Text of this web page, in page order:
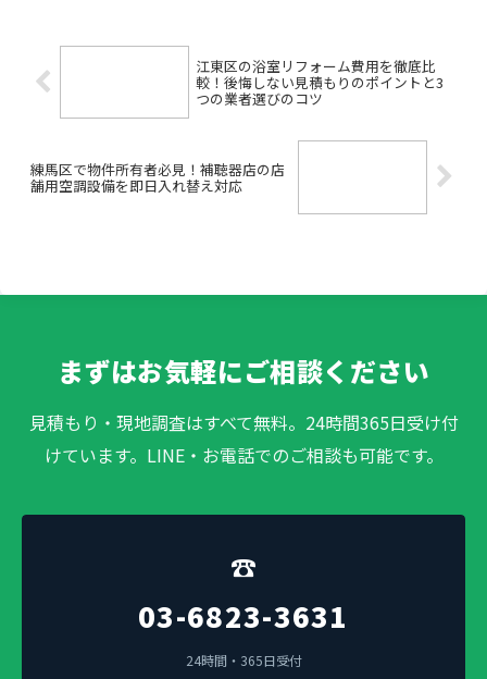
江東区の浴室リフォーム費用を徹底比
較！後悔しない見積もりのポイントと3
つの業者選びのコツ
練馬区で物件所有者必見！補聴器店の店
舗用空調設備を即日入れ替え対応
まずはお気軽にご相談ください
見積もり・現地調査はすべて無料。24時間365日受け付
けています。LINE・お電話でのご相談も可能です。
☎
03-6823-3631
24時間・365日受付